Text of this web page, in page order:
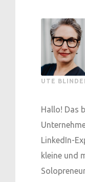
UTE
Hallo! Das
LinkedIn-
kleine und